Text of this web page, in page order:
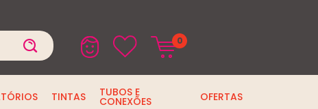
0
TINTAS TUBOS E
CONEXÕES OFERTAS